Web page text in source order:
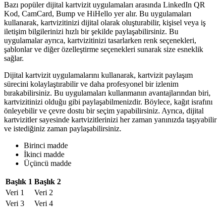
Bazı popüler dijital kartvizit uygulamaları arasında LinkedIn QR
Kod, CamCard, Bump ve HiHello yer alır. Bu uygulamaları
kullanarak, kartvizitinizi dijital olarak oluşturabilir, kişisel veya iş
iletişim bilgilerinizi hızlı bir şekilde paylaşabilirsiniz. Bu
uygulamalar ayrıca, kartvizitinizi tasarlarken renk seçenekleri,
şablonlar ve diğer özelleştirme seçenekleri sunarak size esneklik
sağlar.
Dijital kartvizit uygulamalarını kullanarak, kartvizit paylaşım
sürecini kolaylaştırabilir ve daha profesyonel bir izlenim
bırakabilirsiniz. Bu uygulamaları kullanmanın avantajlarından biri,
kartvizitinizi olduğu gibi paylaşabilmenizdir. Böylece, kağıt israfını
önleyebilir ve çevre dostu bir seçim yapabilirsiniz. Ayrıca, dijital
kartvizitler sayesinde kartvizitlerinizi her zaman yanınızda taşıyabilir
ve istediğiniz zaman paylaşabilirsiniz.
Birinci madde
İkinci madde
Üçüncü madde
Başlık 1 Başlık 2
Veri 1
Veri 2
Veri 3
Veri 4